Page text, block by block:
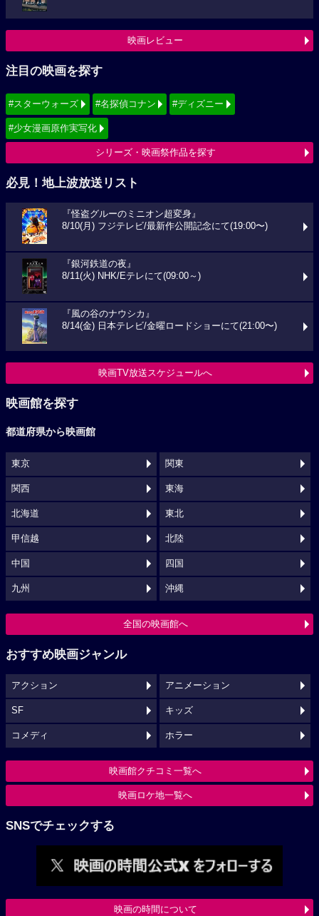
映画レビュー
注目の映画を探す
#スターウォーズ #名探偵コナン #ディズニー
#少女漫画原作実写化
シリーズ・映画祭作品を探す
必見！地上波放送リスト
『怪盗グルーのミニオン超変身』
8/10(月) フジテレビ/最新作公開記念にて(19:00〜)
『銀河鉄道の夜』
8/11(火) NHK/Eテレにて(09:00～)
『風の谷のナウシカ』
8/14(金) 日本テレビ/金曜ロードショーにて(21:00〜)
映画TV放送スケジュールへ
映画館を探す
都道府県から映画館
東京 関東
関西 東海
北海道 東北
甲信越 北陸
中国 四国
九州 沖縄
全国の映画館へ
おすすめ映画ジャンル
アクション アニメーション
SF キッズ
コメディ ホラー
映画館クチコミ一覧へ
映画ロケ地一覧へ
SNSでチェックする
映画の時間について